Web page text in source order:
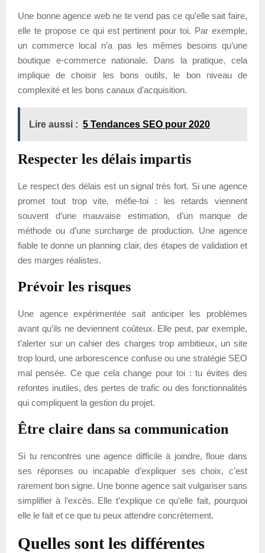
Une bonne agence web ne te vend pas ce qu’elle sait faire,
elle te propose ce qui est pertinent pour toi. Par exemple,
un commerce local n’a pas les mêmes besoins qu’une
boutique e-commerce nationale. Dans la pratique, cela
implique de choisir les bons outils, le bon niveau de
complexité et les bons canaux d’acquisition.
Lire aussi : 5 Tendances SEO pour 2020
Respecter les délais impartis
Le respect des délais est un signal très fort. Si une agence
promet tout trop vite, méfie-toi : les retards viennent
souvent d’une mauvaise estimation, d’un manque de
méthode ou d’une surcharge de production. Une agence
fiable te donne un planning clair, des étapes de validation et
des marges réalistes.
Prévoir les risques
Une agence expérimentée sait anticiper les problèmes
avant qu’ils ne deviennent coûteux. Elle peut, par exemple,
t’alerter sur un cahier des charges trop ambitieux, un site
trop lourd, une arborescence confuse ou une stratégie SEO
mal pensée. Ce que cela change pour toi : tu évites des
refontes inutiles, des pertes de trafic ou des fonctionnalités
qui compliquent la gestion du projet.
Être claire dans sa communication
Si tu rencontres une agence difficile à joindre, floue dans
ses réponses ou incapable d’expliquer ses choix, c’est
rarement bon signe. Une bonne agence sait vulgariser sans
simplifier à l’excès. Elle t’explique ce qu’elle fait, pourquoi
elle le fait et ce que tu peux attendre concrètement.
Quelles sont les différentes